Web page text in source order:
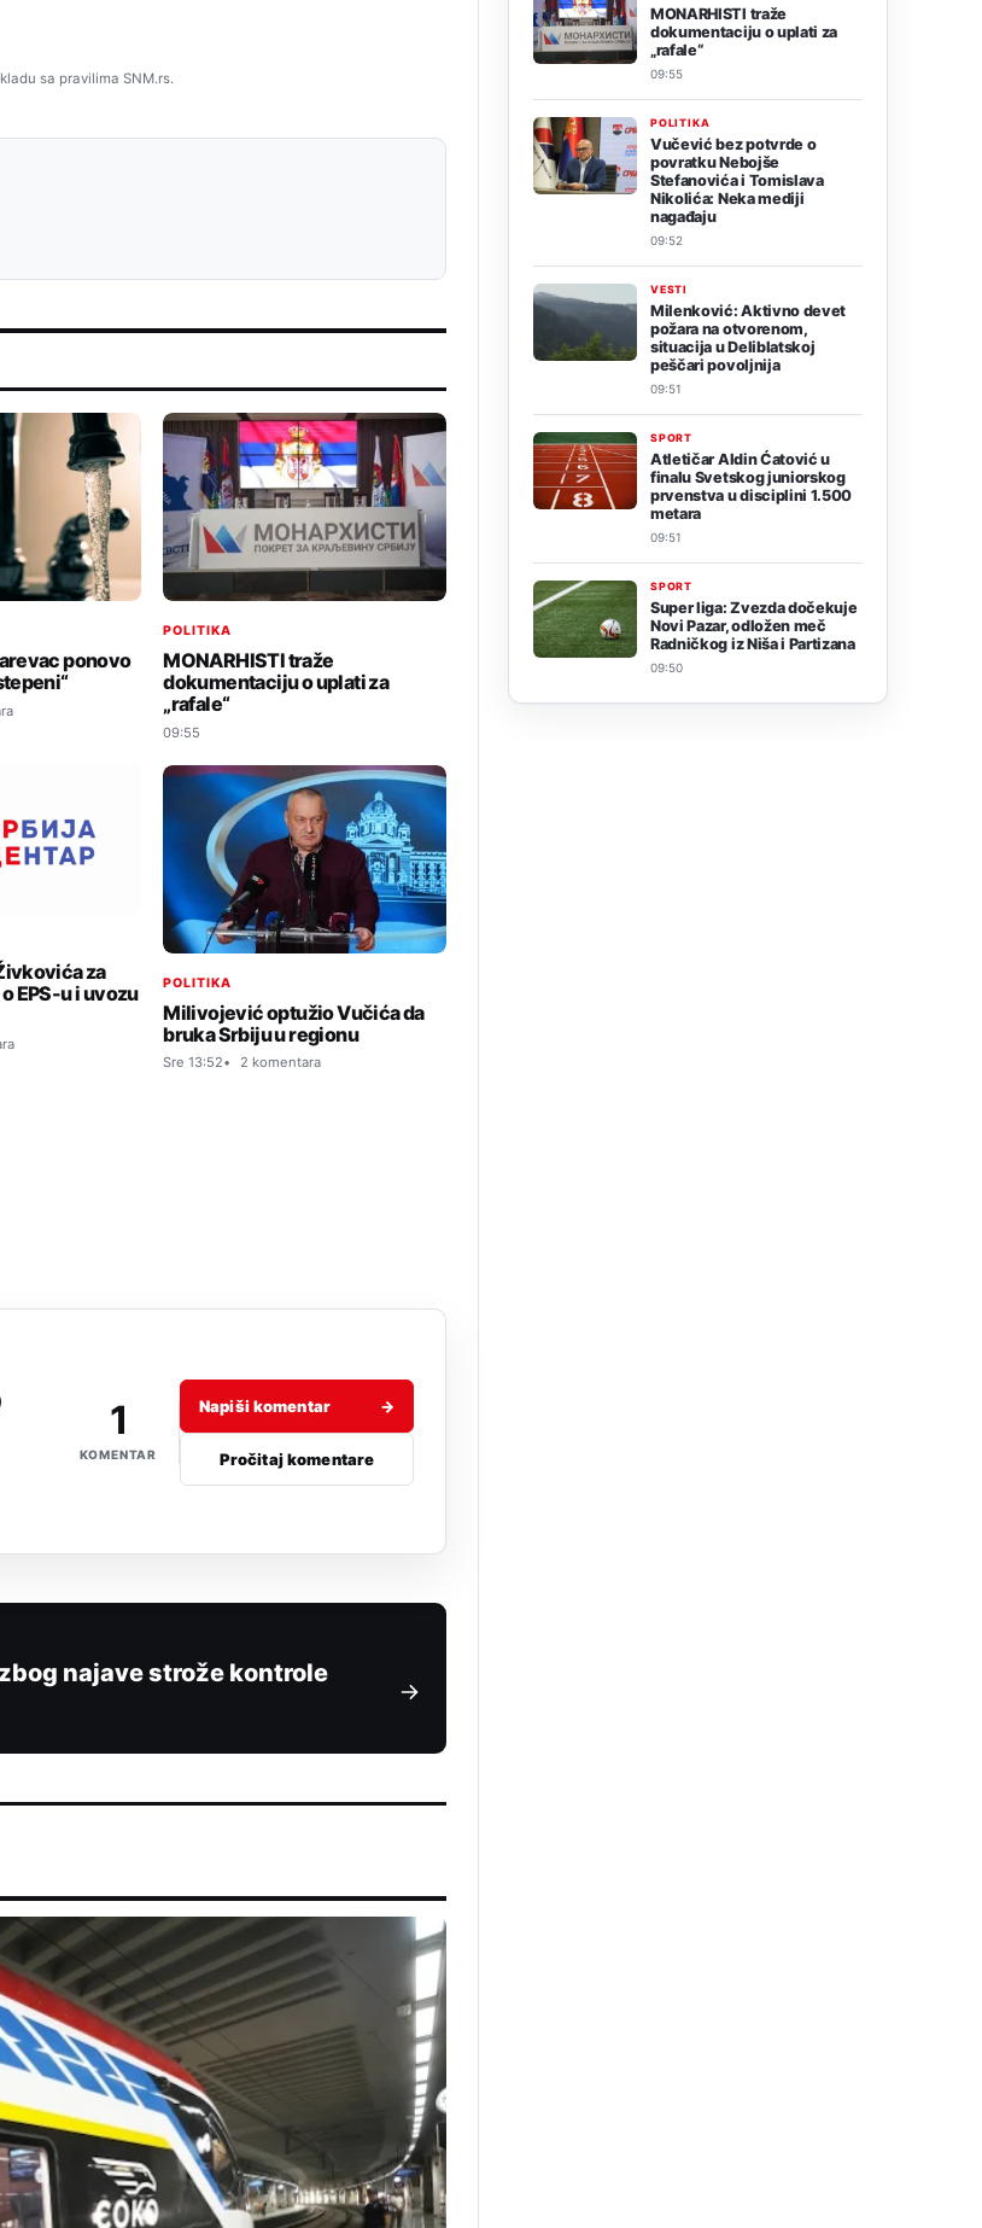
sa pravilima SNM.rs.
ponovo
POLITIKA
MONARHISTI traže
dokumentaciju o uplati za
„rafale“
09:55
za
EPS-u i uvozu
POLITIKA
Milivojević optužio Vučića da
bruka Srbiju u regionu
Sre 13:52 2 komentara
1
KOMENTAR
Napiši komentar →
Pročitaj komentare
najave strože kontrole
MONARHISTI traže
dokumentaciju o uplati za
„rafale“
09:55
POLITIKA
Vučević bez potvrde o
povratku Nebojše
Stefanovića i Tomislava
Nikolića: Neka mediji
nagađaju
09:52
VESTI
Milenković: Aktivno devet
požara na otvorenom,
situacija u Deliblatskoj
peščari povoljnija
09:51
SPORT
Atletičar Aldin Ćatović u
finalu Svetskog juniorskog
prvenstva u disciplini 1.500
metara
09:51
SPORT
Super liga: Zvezda dočekuje
Novi Pazar, odložen meč
Radničkog iz Niša i Partizana
09:50